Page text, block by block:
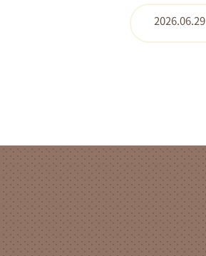
2026.06.29